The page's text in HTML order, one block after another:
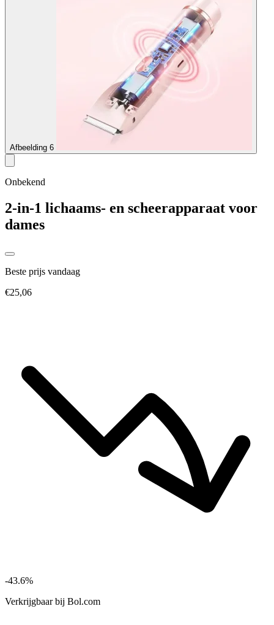
Afbeelding 6
Onbekend
2-in-1 lichaams- en scheerapparaat voor
dames
Beste prijs vandaag
€25,06
-43.6%
Verkrijgbaar bij Bol.com